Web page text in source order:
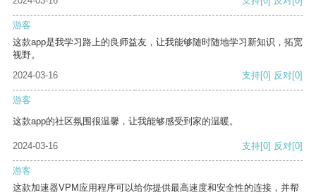
游客
这款app是我学习路上的良师益友，让我能够随时随地学习新知识，拓宽
视野。
2024-03-16
支持[0] 反对[0]
游客
这款app的社区氛围很温馨，让我能够感受到家的温暖。
2024-03-16 支持[0] 反对[0]
游客
这款加速器VPM应用程序可以给你提供最高速度和安全性的连接，并帮